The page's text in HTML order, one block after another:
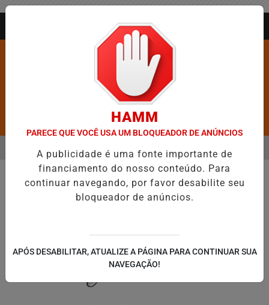
Pesquisar Notícia
É CONFIRMADA NO DIA DO EVANGÉLICO EM JEQUIÉ E REFORÇA
EM ALTA
MENU
HAMM
PARECE QUE VOCÊ USA UM BLOQUEADOR DE ANÚNCIOS
A publicidade é uma fonte importante de
financiamento do nosso conteúdo. Para
continuar navegando, por favor desabilite seu
bloqueador de anúncios.
APÓS DESABILITAR, ATUALIZE A PÁGINA PARA CONTINUAR SUA
NAVEGAÇÃO!